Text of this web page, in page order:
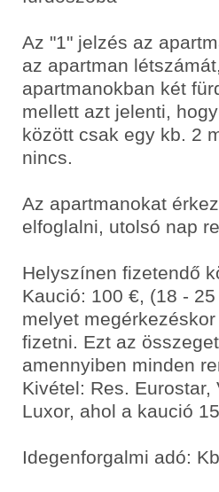
Az "1" jelzés az
az apartman
apartmanokban két
mellett azt jelenti,
között csak egy kb. 2
nincs.
Az apartmanokat
elfoglalni, utolsó nap
Helyszínen fizetendő
Kaució: 100 €, (18 -
melyet
fizetni. Ezt az
amennyiben minden
Kivétel: Res.
Luxor, ahol a kaució
Idegenforgalmi adó: